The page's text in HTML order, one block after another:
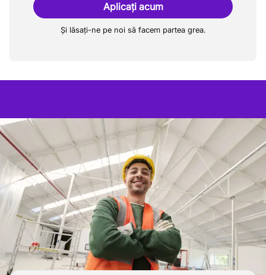
Aplicați acum
Și lăsați-ne pe noi să facem partea grea.